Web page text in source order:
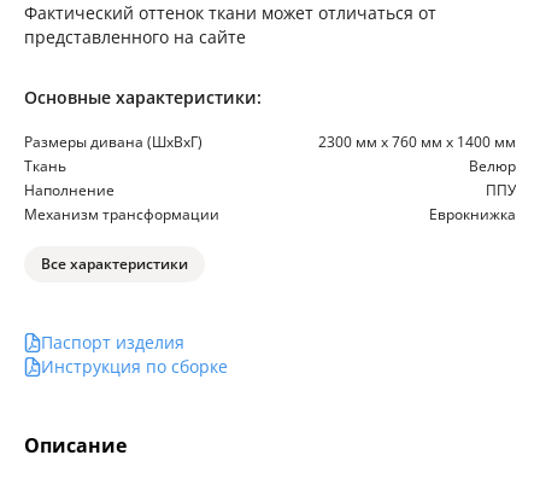
Описание
Фактический оттенок ткани может отличаться от
представленного на сайте
Основные характеристики:
Размеры дивана (ШхВхГ)
2300 мм х 760 мм х 1400 мм
Ткань
Велюр
Наполнение
ППУ
Механизм трансформации
Еврокнижка
Все характеристики
Паспорт изделия
Инструкция по сборке